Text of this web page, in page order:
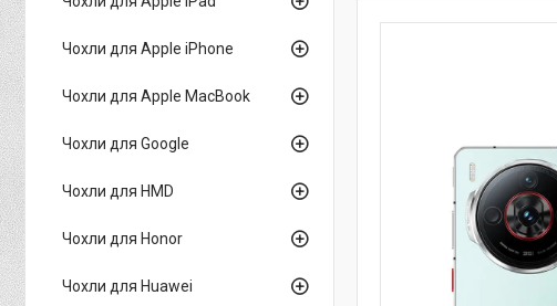
Чохли для Apple iPhone
Чохли для Apple MacBook
Чохли для Google
Чохли для HMD
Чохли для Honor
Чохли для Huawei